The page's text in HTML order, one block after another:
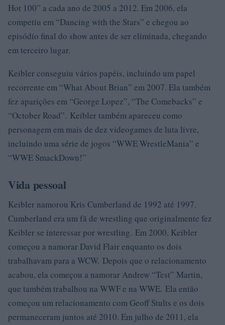
Hot 100” a cada ano de 2005 a 2012. Em 2006, ela
competiu em “Dancing with the Stars” e chegou ao
episódio final do show antes de ser eliminada, chegando
em terceiro lugar.
Keibler conseguiu vários papéis, incluindo um papel
recorrente em “What About Brian” em 2007. Ela também
fez aparições em “George Lopez”, “The Comebacks” e
“October Road”. Keibler também apareceu como
personagem em mais de dez videogames de luta livre,
incluindo uma série de jogos “WWE WrestleMania” e
“WWE SmackDown!”
Vida pessoal
Keibler namorou Kris Cumberland de 1992 até 1997.
Cumberland era um fã de wrestling que originalmente fez
Keibler se interessar por wrestling. Em 2000, Keibler
começou a namorar David Flair enquanto os dois
trabalhavam para a WCW. Depois que o relacionamento
acabou, ela começou a namorar Andrew “Test” Martin,
que também trabalhou na WWF e na WWE. Ela então
começou um relacionamento com Geoff Stults e os dois
permaneceram juntos até 2010. Em julho de 2011, ela